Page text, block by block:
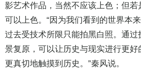
影艺术作品，当然不应该上色；但
可以上色。“因为我们看到的世界本
过去受技术所限只能拍黑白照。通过
景复原，可以让历史与现实进行更
更真切地触摸到历史。”秦风说。